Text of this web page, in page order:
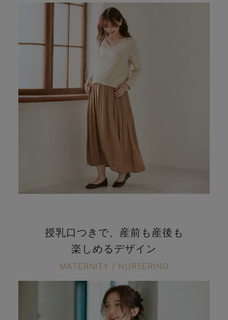
授乳口つきで、産前も産後も
楽しめるデザイン
MATERNITY / NURSERING